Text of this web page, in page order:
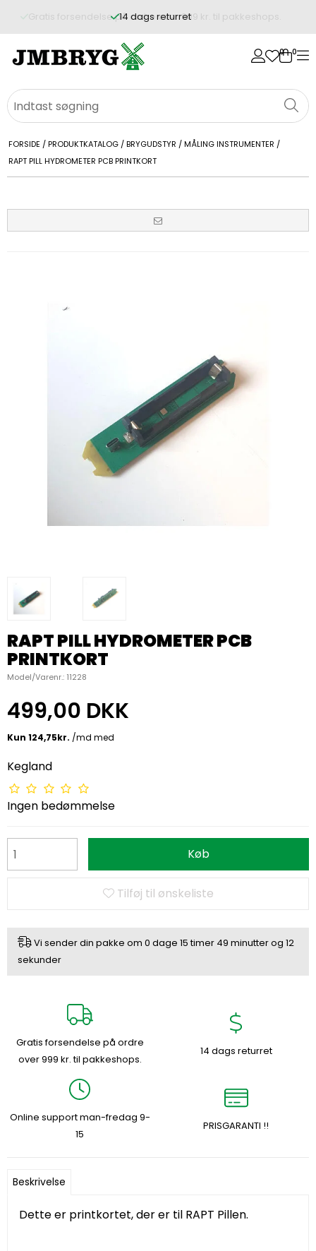
14 dags returret
0 0
FORSIDE / PRODUKTKATALOG /BRYGUDSTYR /MÅLING INSTRUMENTER /
RAPT PILL HYDROMETER PCB PRINTKORT
RAPT PILL HYDROMETER PCB
PRINTKORT
Model/Varenr.: 11228
499,00 DKK
Kegland
Ingen bedømmelse
Køb
Tilføj til ønskeliste
Vi sender din pakke om 0 dage 15 timer 49 minutterog 12
sekunder
Gratis forsendelse på ordre
over 999 kr. til pakkeshops.
14 dags returret
Online support man-fredag 9-
15
PRISGARANTI !!
Beskrivelse
Dette er printkortet, der er til RAPT Pillen.